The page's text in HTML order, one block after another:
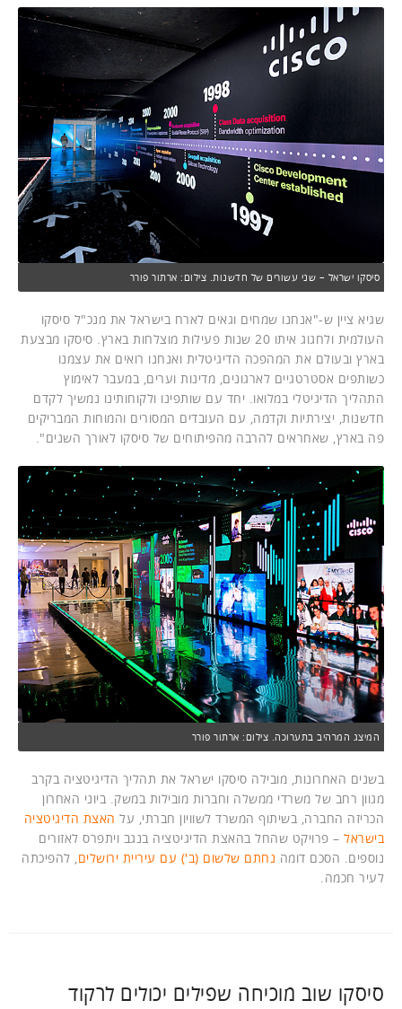
סיסקו ישראל – שני עשורים של חדשנות. צילום: ארתור פורר
שגיא ציין ש-"אנחנו שמחים וגאים לארח בישראל את מנכ"ל סיסקו
העולמית ולחגוג איתו 20 שנות פעילות מוצלחות בארץ. סיסקו מבצעת
בארץ ובעולם את המהפכה הדיגיטלית ואנחנו רואים את עצמנו
כשותפים אסטרטגיים לארגונים, מדינות וערים, במעבר לאימוץ
התהליך הדיגיטלי במלואו. יחד עם שותפינו ולקוחותינו נמשיך לקדם
חדשנות, יצירתיות וקדמה, עם העובדים המסורים והמוחות המבריקים
פה בארץ, שאחראים להרבה מהפיתוחים של סיסקו לאורך השנים".
המיצג המרהיב בתערוכה. צילום: ארתור פורר
בשנים האחרונות, מובילה סיסקו ישראל את תהליך הדיגיטציה בקרב
מגוון רחב של משרדי ממשלה וחברות מובילות במשק. ביוני האחרון
הכריזה החברה, בשיתוף המשרד לשוויון חברתי, על האצת הדיגיטציה
בישראל – פרויקט שהחל בהאצת הדיגיטציה בנגב ויתפרס לאזורים
נוספים. הסכם דומה נחתם שלשום (ב') עם עיריית ירושלים, להפיכתה
לעיר חכמה.
סיסקו שוב מוכיחה שפילים יכולים לרקוד